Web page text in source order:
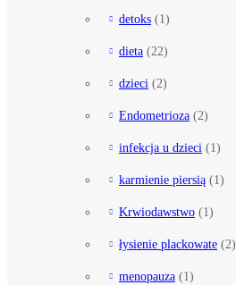
detoks (1)
dieta (22)
dzieci (2)
Endometrioza (2)
infekcja u dzieci (1)
karmienie piersią (1)
Krwiodawstwo (1)
łysienie plackowate (2)
menopauza (1)